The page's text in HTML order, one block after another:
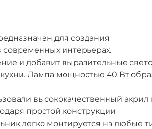
для создания
современных интерьерах.
и добавит выразительные
Лампа мощностью 40 Вт
высококачественный акрил
простой конструкции
легко монтируется на любые